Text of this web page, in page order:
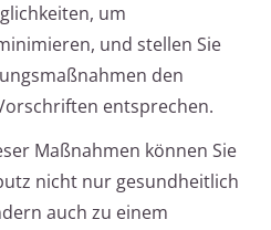
um
und stellen Sie
den
entsprechen.
Maßnahmen können Sie
nicht nur gesundheitlich
auch zu einem